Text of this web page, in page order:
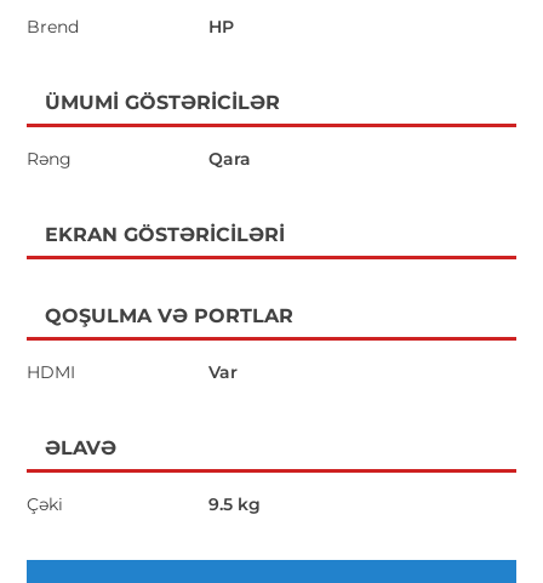
Brend
HP
ÜMUMI GÖSTƏRICILƏR
Rəng Qara
EKRAN GÖSTƏRICILƏRI
QOŞULMA VƏ PORTLAR
HDMI Var
ƏLAVƏ
Çəki 9.5 kg